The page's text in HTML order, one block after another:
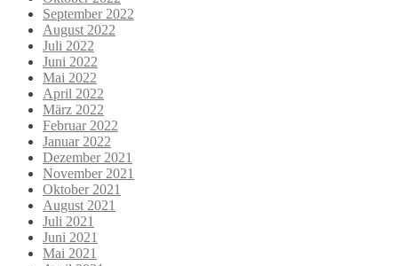
September 2022
August 2022
Juli 2022
Juni 2022
Mai 2022
April 2022
März 2022
Februar 2022
Januar 2022
Dezember 2021
November 2021
Oktober 2021
August 2021
Juli 2021
Juni 2021
Mai 2021